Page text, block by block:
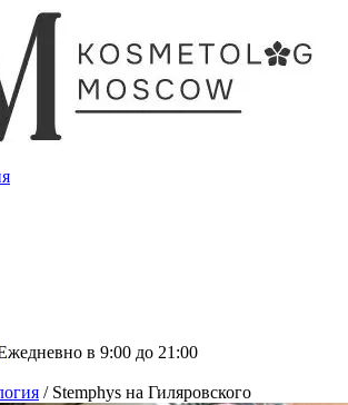
в 9:00 до 21:00
/ Stemphys на Гиляровского